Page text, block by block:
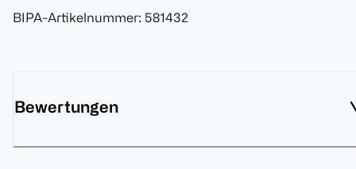
BIPA-Artikelnummer: 581432
Bewertungen